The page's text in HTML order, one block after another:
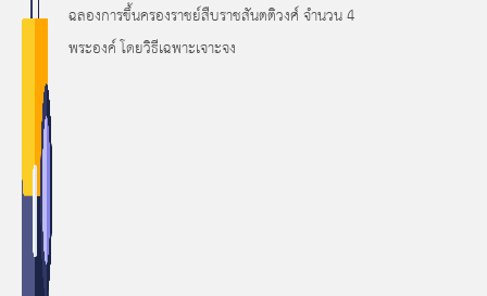
ฉลองการขึ้นครองราชย์สืบราชสันตติวงศ์ จำนวน 4
พระองค์ โดยวิธีเฉพาะเจาะจง